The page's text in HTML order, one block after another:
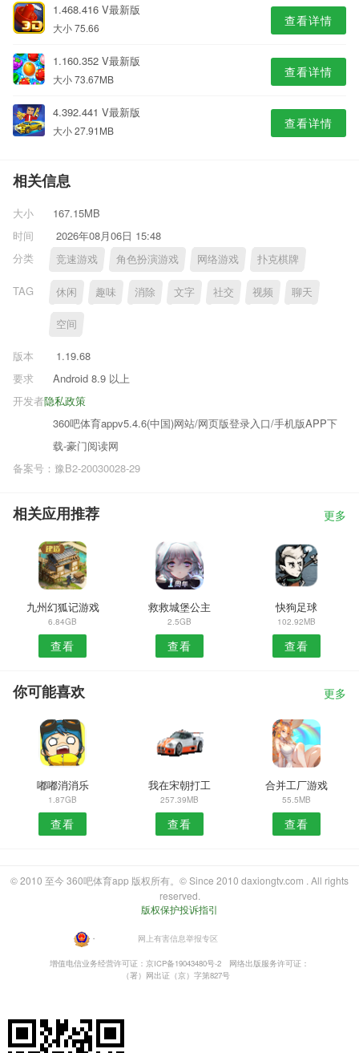
1.468.416 V最新版
大小 75.66 查看详情
1.160.352 V最新版
大小 73.67MB 查看详情
4.392.441 V最新版
大小 27.91MB 查看详情
相关信息
大小
167.15MB
时间
2026年08月06日 15:48
分类
竞速游戏 角色扮演游戏 网络游戏 扑克棋牌
TAG 休闲 趣味 消除 文字 社交 视频 聊天
空间
版本
1.19.68
要求
Android 8.9 以上
隐私政策
开发者
360吧体育appv5.4.6(中国)网站/网页版登录入口/手机版APP下
载-豪门阅读网
备案号：豫B2-20030028-29
相关应用推荐 更多
九州幻狐记游戏
6.84GB
查看
救救城堡公主
2.5GB
查看
快狗足球
102.92MB
查看
你可能喜欢 更多
嘟嘟消消乐
1.87GB
查看
我在宋朝打工
257.39MB
查看
合并工厂游戏
55.5MB
查看
© 2010 至今 360吧体育app 版权所有。© Since 2010 daxiongtv.com . All rights
reserved.
版权保护投诉指引
・ 网上有害信息举报专区
增值电信业务经营许可证：京ICP备19043480号-2
网络出版服务许可证：
（署）网出证（京）字第827号